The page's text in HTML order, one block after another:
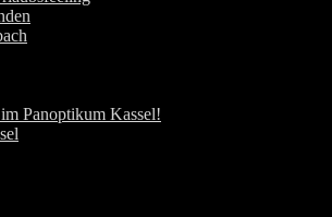
Panoptikum Kassel!